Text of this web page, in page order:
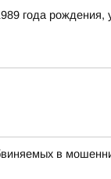
года рождения,
в